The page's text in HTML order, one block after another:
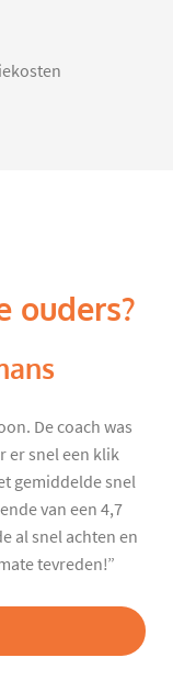
ouders?
De coach was
er snel een klik
gemiddelde snel
van een 4,7
al snel achten en
tevreden!”